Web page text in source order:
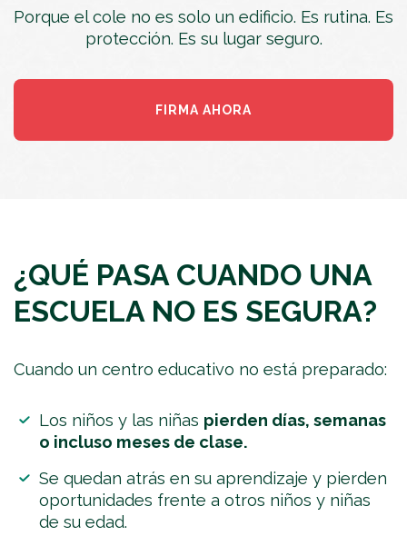
Porque el cole no es solo un edificio. Es rutina. Es
protección. Es su lugar seguro.
FIRMA AHORA
¿QUÉ PASA CUANDO UNA
ESCUELA NO ES SEGURA?
Cuando un centro educativo no está preparado:
Los niños y las niñas pierden días, semanas
o incluso meses de clase.
Se quedan atrás en su aprendizaje y pierden
oportunidades frente a otros niños y niñas
de su edad.